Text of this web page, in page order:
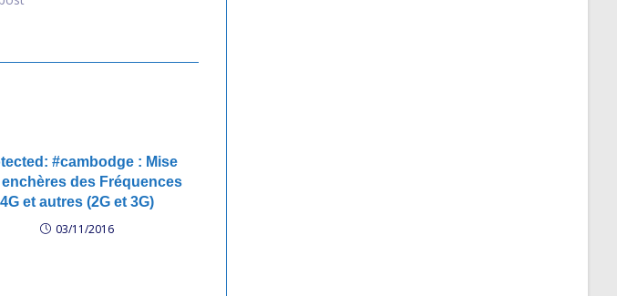
#cambodge : Mise
des Fréquences
4G et autres (2G et 3G)
03/11/2016